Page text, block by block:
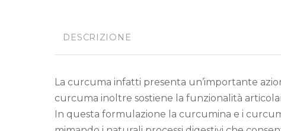
DESCRIZIONE
La curcuma infatti presenta un’importante
curcuma inoltre sostiene la funzionalità
In questa formulazione la curcumina e i